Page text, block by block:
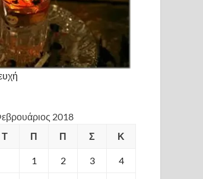
2018
Τ Π Π Σ Κ
1 2 3 4